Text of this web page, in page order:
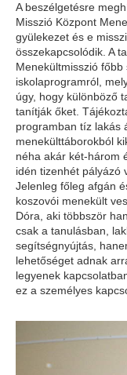
A beszélgetésre
Misszió Központ
gyülekezet és e
összekapcsolódik. A
Menekültmisszió
iskolaprogramról,
úgy, hogy különböző
tanítják őket.
programban tíz lakás
menekülttáborokból
néha akár két-három
idén tizenhét pályázó
Jelenleg főleg afgán
koszovói menekült
Dóra, aki többször
csak a tanulásban,
segítségnyújtás,
lehetőséget adnak
legyenek
ez a személyes